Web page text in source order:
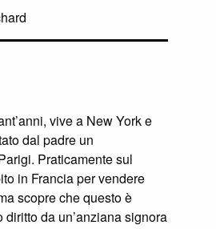
vive a New York e
dal padre un
Praticamente sul
in Francia per vendere
scopre che questo è
da un’anziana signora